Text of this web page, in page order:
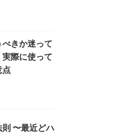
きか迷って
際に使って
点
〜最近どハ